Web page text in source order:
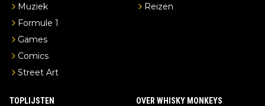
Muziek
Formule 1
Games
Comics
Street Art
Reizen
TOPLIJSTEN OVER WHISKY MONKEYS